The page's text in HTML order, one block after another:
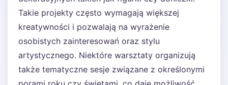
Takie projekty często wymagają większej
kreatywności i pozwalają na wyrażenie
osobistych zainteresowań oraz stylu
artystycznego. Niektóre warsztaty organizują
także tematyczne sesje związane z określonymi